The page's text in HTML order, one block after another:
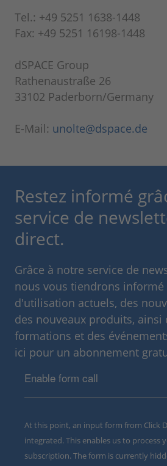
Tel.: +49 5251 1638-1448
Fax: +49 5251 16198-1448
dSPACE Group
Rathenaustraße 26
33102 Paderborn/Germany
E-Mail: unolte@dspace.de
Restez informé
service de
direct.
Grâce à notre service de
nous vous tiendrons informé
d'utilisation actuels, des
des nouveaux produits, ainsi
formations et des
ici pour un abonnement
Enable form call
At this point, an input form from Click
integrated. This enables us to process
subscription. The form is currently